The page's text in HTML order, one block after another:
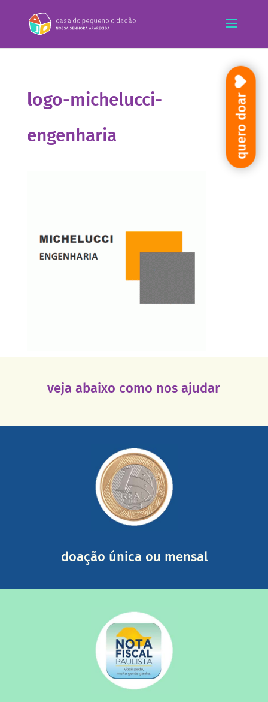
logo-michelucci-
engenharia
veja abaixo como nos ajudar
doação única ou mensal
mail mostrando tudo o que fizemos com a sua ajuda
somada a de outras pessoas.
saiba mais
saiba mais
quero doar